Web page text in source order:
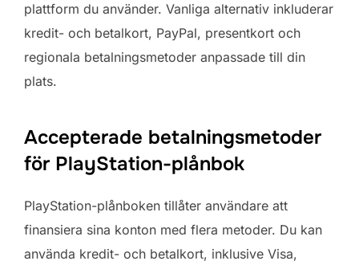
plattform du använder. Vanliga alternativ inkluderar
kredit- och betalkort, PayPal, presentkort och
regionala betalningsmetoder anpassade till din
plats.
Accepterade betalningsmetoder
för PlayStation-plånbok
PlayStation-plånboken tillåter användare att
finansiera sina konton med flera metoder. Du kan
använda kredit- och betalkort, inklusive Visa,